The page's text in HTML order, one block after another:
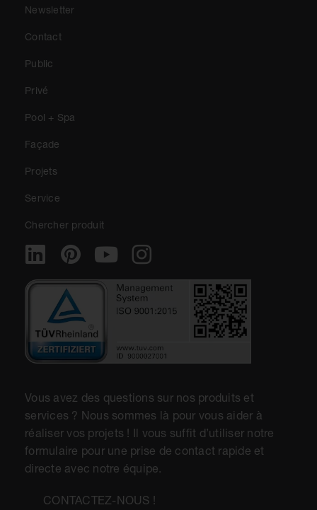
Newsletter
Contact
Public
Privé
Pool + Spa
Façade
Projets
Service
Chercher produit
Vous avez des questions sur nos produits et
services ? Nous sommes là pour vous aider à
réaliser vos projets ! Il vous suffit d’utiliser notre
formulaire pour une prise de contact rapide et
directe avec notre équipe.
CONTACTEZ-NOUS !